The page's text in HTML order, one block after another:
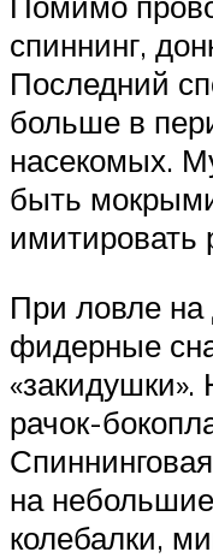
спиннинг,
Последний
больше в
насекомых.
быть
При ловле на
фидерные
рачок-
на
колебалки,